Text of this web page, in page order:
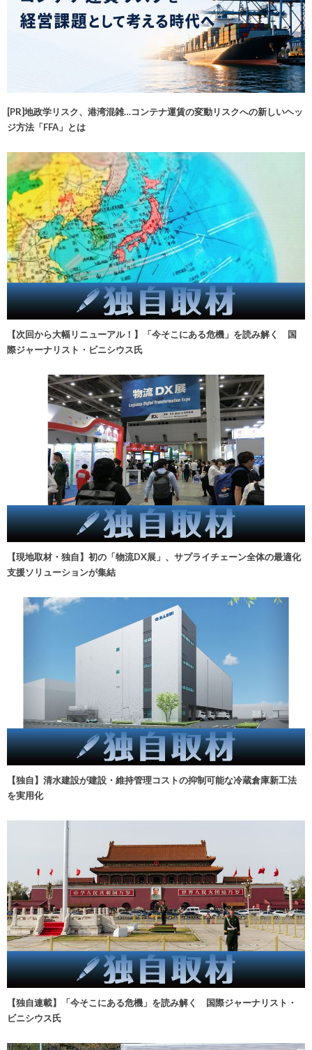
[PR]地政学リスク、港湾混雑…コンテナ運賃の変動リスクへの新しいヘッ
ジ方法「FFA」とは
【次回から大幅リニューアル！】「今そこにある危機」を読み解く 国
際ジャーナリスト・ビニシウス氏
【現地取材・独自】初の「物流DX展」、サプライチェーン全体の最適化
支援ソリューションが集結
【独自】清水建設が建設・維持管理コストの抑制可能な冷蔵倉庫新工法
を実用化
【独自連載】「今そこにある危機」を読み解く 国際ジャーナリスト・
ビニシウス氏